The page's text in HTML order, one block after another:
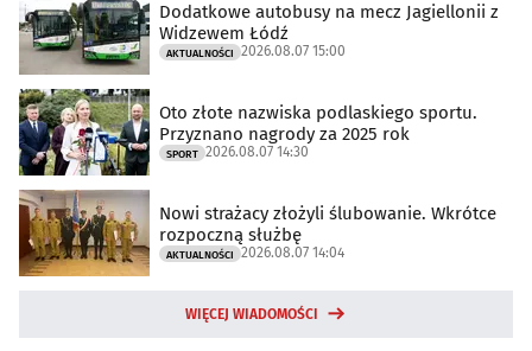
Dodatkowe autobusy na mecz Jagiellonii z
Widzewem Łódź
AKTUALNOŚCI 2026.08.07 15:00
Oto złote nazwiska podlaskiego sportu.
Przyznano nagrody za 2025 rok
SPORT 2026.08.07 14:30
Nowi strażacy złożyli ślubowanie. Wkrótce
rozpoczną służbę
AKTUALNOŚCI 2026.08.07 14:04
WIĘCEJ WIADOMOŚCI